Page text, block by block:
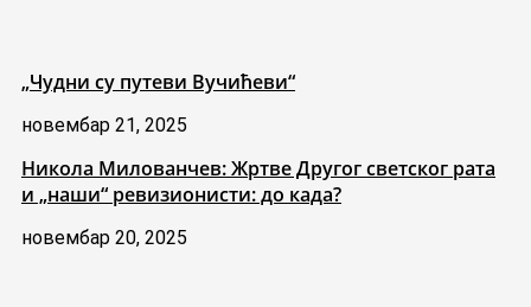
„Чудни су путеви Вучићеви“
новембар 21, 2025
Никола Милованчев: Жртве Другог светског рата
и „наши“ ревизионисти: до када?
новембар 20, 2025